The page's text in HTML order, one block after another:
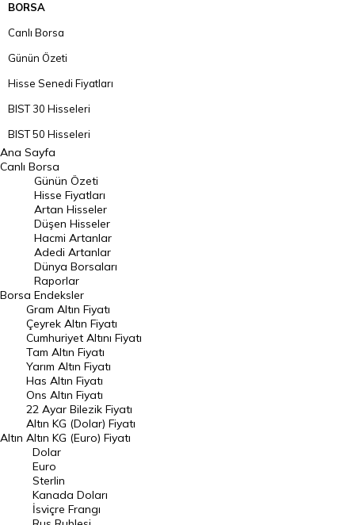
BORSA
Canlı Borsa
Günün Özeti
Hisse Senedi Fiyatları
BIST 30 Hisseleri
BIST 50 Hisseleri
BIST 100 Hisseleri
En Çok Artan Hisseler
En Çok Düşen Hisseler
Hacmi Artanlar
Geçmiş Kapanışlar
Dünya Borsaları
Raporlar
Endeksler
DÖVİZ
Döviz Kuru
Dolar Kuru
Euro Kuru
Pound Kuru
Frank Kuru
Ana Sayfa
Canlı Borsa
Borsa
Günün Özeti
Hisse Fiyatları
Artan Hisseler
Düşen Hisseler
Hacmi Artanlar
Adedi Artanlar
Dünya Borsaları
Raporlar
Endeksler
Altın
Gram Altın Fiyatı
Çeyrek Altın Fiyatı
Cumhuriyet Altını Fiyatı
Tam Altın Fiyatı
Yarım Altın Fiyatı
Has Altın Fiyatı
Ons Altın Fiyatı
22 Ayar Bilezik Fiyatı
Altın KG (Dolar) Fiyatı
Altın KG (Euro) Fiyatı
Dolar
Euro
Sterlin
Kanada Doları
İsviçre Frangı